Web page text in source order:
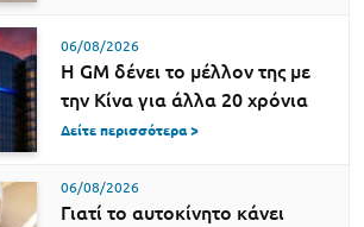
06/08/2026
Η GM δένει το μέλλον της με
την Κίνα για άλλα 20 χρόνια
Δείτε περισσότερα >
06/08/2026
Γιατί το αυτοκίνητο κάνει